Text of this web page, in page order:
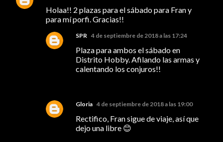
Holaa!! 2 plazas para el sábado para Fran y
para mí porfi. Gracias!!
SPR 4 de septiembre de 2018 a las 17:24
Plaza para ambos el sábado en
Distrito Hobby. Afilando las armas y
calentando los conjuros!!
Gloria 4 de septiembre de 2018 a las 19:00
Rectifico, Fran sigue de viaje, así que
dejo una libre 😊